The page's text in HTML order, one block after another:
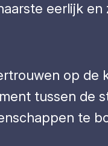
eerlijk
op de
tussen de
te